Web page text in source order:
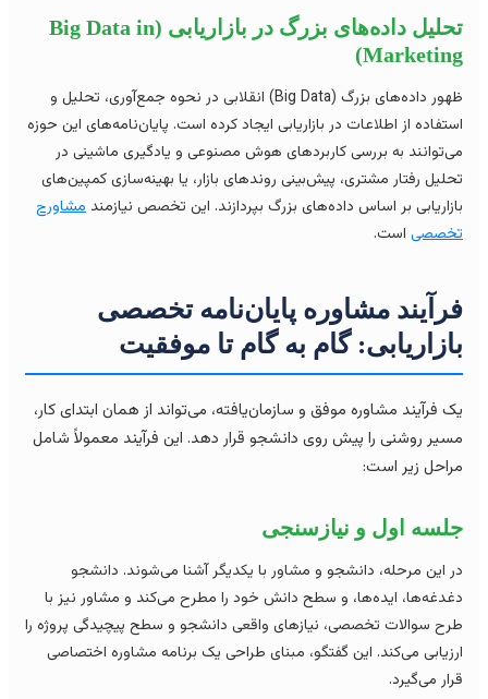
تحلیل داده‌های بزرگ در بازاریابی (Big Data in
ظهور داده‌های بزرگ (Big Data) انقلابی در نحوه جمع‌آوری، تحلیل و
از اطلاعات در بازاریابی ایجاد کرده است. پایان‌نامه‌های این حوزه
به بررسی کاربردهای هوش مصنوعی و یادگیری ماشینی در
رفتار مشتری، پیش‌بینی روندهای بازار، یا بهینه‌سازی کمپین‌های
بر اساس داده‌های بزرگ بپردازند. این تخصص نیازمندمشاورح
است.
مشاوره پایان‌نامه تخصصی
گام به گام تا موفقیت
فرآیند مشاوره موفق و سازمان‌یافته، می‌تواند از همان ابتدای کار،
روشنی را پیش روی دانشجو قرار دهد. این فرآیند معمولاً شامل
زیر است:
اول و نیازسنجی
این مرحله، دانشجو و مشاور با یکدیگر آشنا می‌شوند. دانشجو
ایده‌ها، و سطح دانش خود را مطرح می‌کند و مشاور نیز با
سوالات تخصصی، نیازهای واقعی دانشجو و سطح پیچیدگی پروژه را
می‌کند. این گفتگو، مبنای طراحی یک برنامه مشاوره اختصاصی
می‌گیرد.